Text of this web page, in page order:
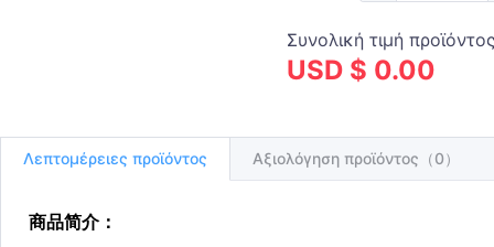
Συνολική τιμή
USD $ 0.00
Λεπτομέρειες προϊόντος Αξιολόγηση προϊόντος（0）
商品简介：